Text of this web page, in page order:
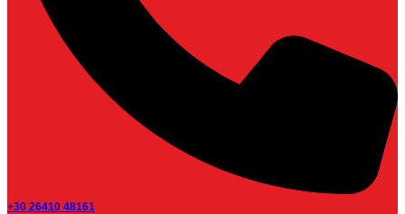
+30 26410 48161